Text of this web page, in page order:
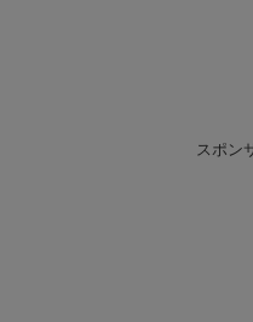
スポン